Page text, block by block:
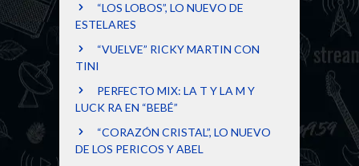
“LOS LOBOS”, LO NUEVO DE
ESTELARES
“VUELVE” RICKY MARTIN CON
TINI
PERFECTO MIX: LA T Y LA M Y
LUCK RA EN “BEBÉ”
“CORAZÓN CRISTAL”, LO NUEVO
DE LOS PERICOS Y ABEL